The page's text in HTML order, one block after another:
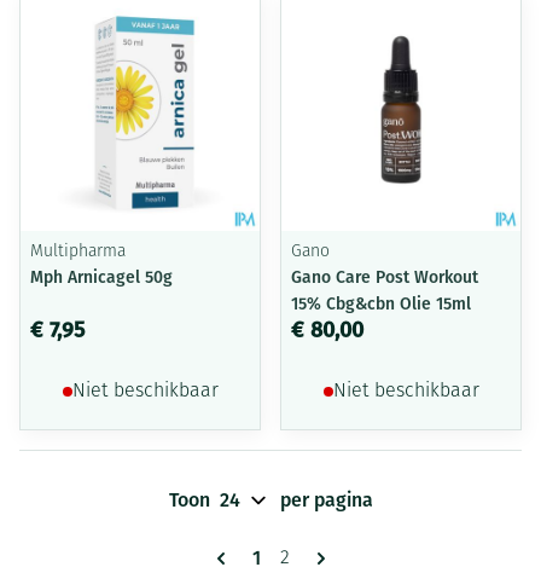
Multipharma
Mph Arnicagel 50g
€ 7,95
Niet beschikbaar
Gano
Gano Care Post Workout
15% Cbg&cbn Olie 15ml
€ 80,00
Niet beschikbaar
Pagina's
U lees momenteel pagina
1 Pagina
2
Toon per pagina